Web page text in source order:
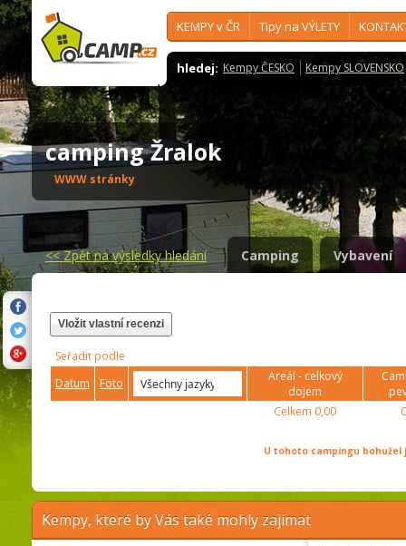
KEMPY v ČR Tipy na VÝLETY
hledej: Kempy ČESKO Kempy SLOVENSKO
camping Žralok
WWW stránky
<<Zpět na výsledky hledání Camping Vybavení
Vložit vlastní recenzi
Seřadit podle
Datum
Foto
Areál - celkový
dojem
Celkem 0,00
U tohoto campingu
Kempy, které by Vás také mohly zajímat